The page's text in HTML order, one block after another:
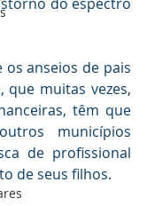
anseios de pais
que muitas vezes,
têm que
municípios
de profissional
de seus filhos.